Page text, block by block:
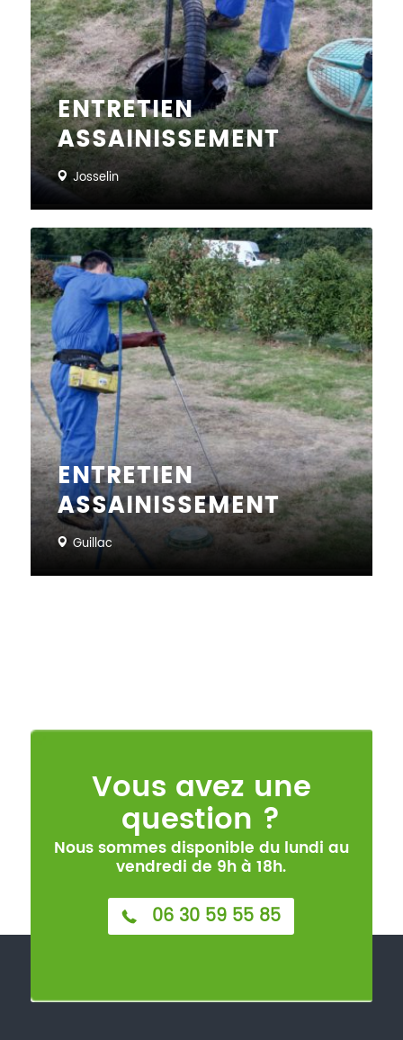
ENTRETIEN
ASSAINISSEMENT
Josselin
ENTRETIEN
ASSAINISSEMENT
Guillac
Vous avez une
question ?
Nous sommes disponible du lundi au
vendredi de 9h à 18h.
06 30 59 55 85